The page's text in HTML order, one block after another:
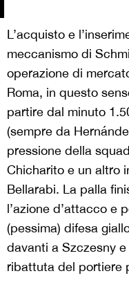
L’acquisto e
meccanismo di
operazione di
Roma, in questo
partire dal minuto
(sempre da
pressione della
Chicharito e un altro
Bellarabi. La palla
l’azione d’attacco e
(pessima) difesa
davanti a Szczesny
ribattuta del portiere